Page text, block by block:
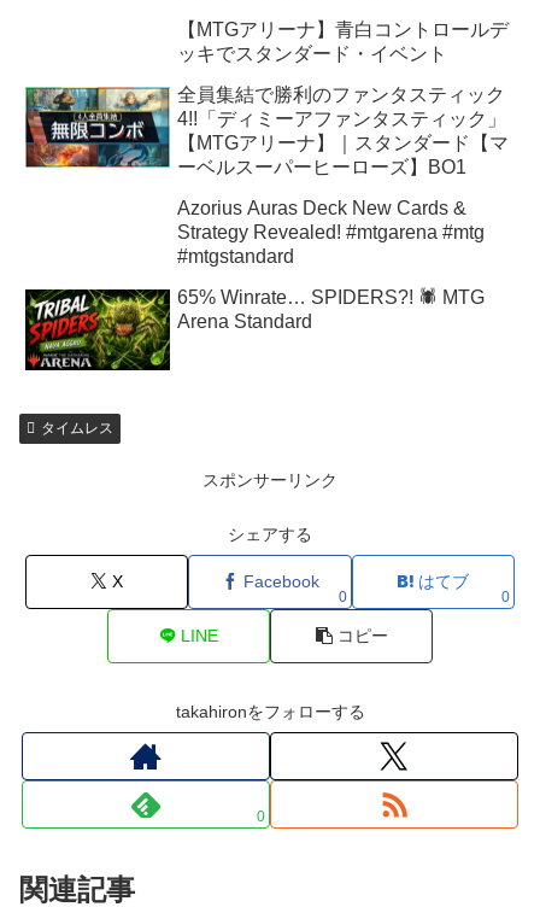
【MTGアリーナ】青白コントロールデ
ッキでスタンダード・イベント
全員集結で勝利のファンタスティック
4!!「ディミーアファンタスティック」
【MTGアリーナ】｜スタンダード【マ
ーベルスーパーヒーローズ】BO1
Azorius Auras Deck New Cards &
Strategy Revealed! #mtgarena #mtg
#mtgstandard
65% Winrate… SPIDERS?! 🕷️ MTG
Arena Standard
タイムレス
スポンサーリンク
シェアする
X Facebook
0
はてブ
0
LINE コピー
takahironをフォローする
0
関連記事